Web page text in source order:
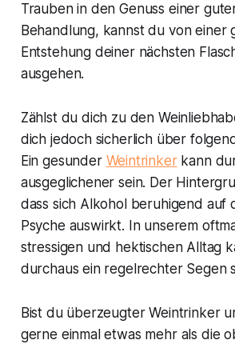
Trauben in den Genuss einer
Behandlung, kannst du von einer
Entstehung deiner nächsten
ausgehen.
Zählst du dich zu den
dich jedoch sicherlich über
Ein gesunder Weintrinkerkann
ausgeglichener sein. Der
dass sich Alkohol beruhigend auf
Psyche auswirkt. In unserem
stressigen und hektischen Alltag
durchaus ein regelrechter Segen
Bist du überzeugter Weintrinker
gerne einmal etwas mehr als die